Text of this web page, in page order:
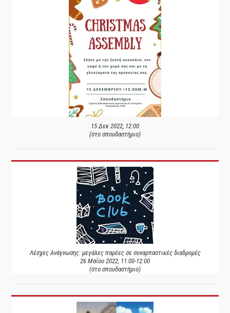
15 Δεκ 2022, 12:00
(στο σπουδαστήριο)
Λέσχες Ανάγνωσης: μεγάλες παρέες σε συναρπαστικές διαδρομές
26 Μαΐου 2022, 11:00-12:00
(στο σπουδαστήριο)